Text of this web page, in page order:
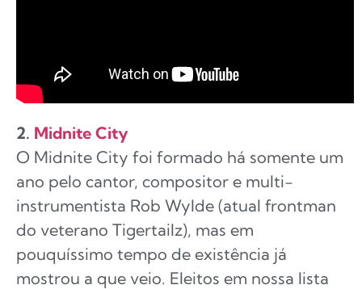
2. Midnite City
O Midnite City foi formado há somente um
ano pelo cantor, compositor e multi-
instrumentista Rob Wylde (atual frontman
do veterano Tigertailz), mas em
pouquíssimo tempo de existência já
mostrou a que veio. Eleitos em nossa lista